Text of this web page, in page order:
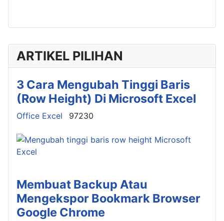
ARTIKEL PILIHAN
3 Cara Mengubah Tinggi Baris
(Row Height) Di Microsoft Excel
Details
Office Excel 97230
Membuat Backup Atau
Mengekspor Bookmark Browser
Google Chrome